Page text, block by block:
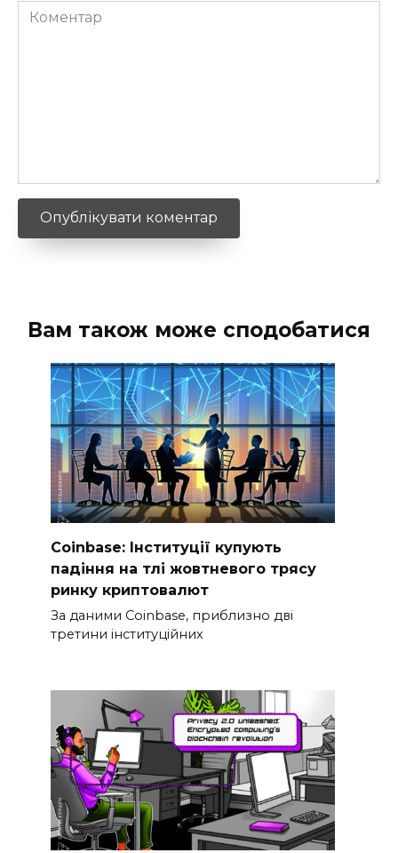
Коментар
Вам також може сподобатися
Coinbase: Інституції купують
падіння на тлі жовтневого трясу
ринку криптовалют
За даними Coinbase, приблизно дві
третини інституційних